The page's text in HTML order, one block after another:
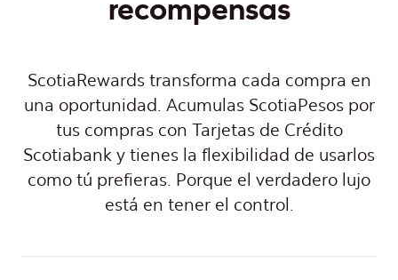
recompensas
ScotiaRewards transforma cada compra en
una oportunidad. Acumulas ScotiaPesos por
tus compras con Tarjetas de Crédito
Scotiabank y tienes la flexibilidad de usarlos
como tú prefieras. Porque el verdadero lujo
está en tener el control.